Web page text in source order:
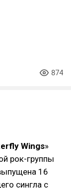
874
Wings»
рок-группы
16
сингла с